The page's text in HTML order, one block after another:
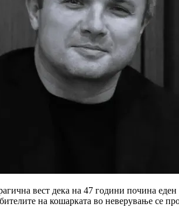
вест дека на 47 години почина
на кошарката во неверување се